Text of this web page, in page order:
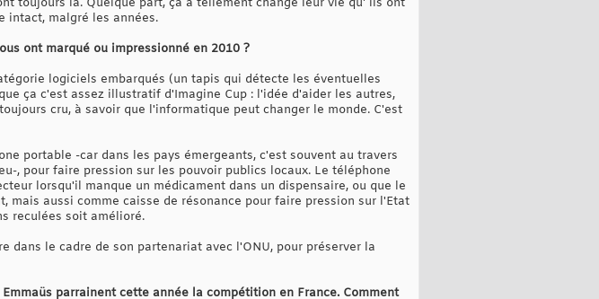
toujours là. Quelque part, ça a tellement changé leur vie qu' ils ont
intact, malgré les années.
ont marqué ou impressionné en 2010 ?
logiciels embarqués (un tapis qui détecte les éventuelles
ça c'est assez illustratif d'Imagine Cup : l'idée d'aider les autres,
cru, à savoir que l'informatique peut changer le monde. C'est
portable -car dans les pays émergeants, c'est souvent au travers
, pour faire pression sur les pouvoir publics locaux. Le téléphone
lorsqu'il manque un médicament dans un dispensaire, ou que le
mais aussi comme caisse de résonance pour faire pression sur l'Etat
reculées soit amélioré.
dans le cadre de son partenariat avec l'ONU, pour préserver la
parrainent cette année la compétition en France. Comment